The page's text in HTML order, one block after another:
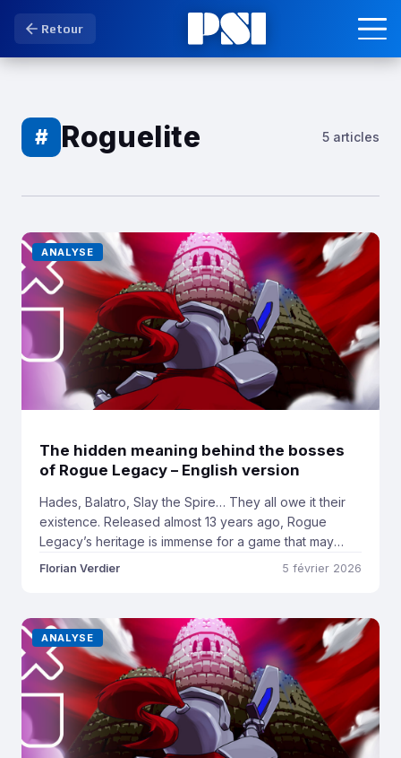
Retour
# Roguelite 5 articles
ANALYSE
The hidden meaning behind the bosses
of Rogue Legacy – English version
Hades, Balatro, Slay the Spire… They all owe it their
existence. Released almost 13 years ago, Rogue
Legacy’s heritage is immense for a game that may
seem obscure today. It was the first to popularise the
was to avenge the death […]
Florian Verdier 5 février 2026
ANALYSE